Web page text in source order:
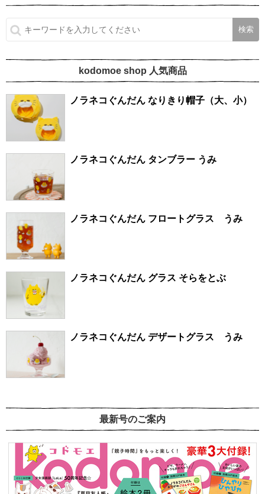
kodomoe shop 人気商品
ノラネコぐんだん なりきり帽子（大、小）
ノラネコぐんだん タンブラー うみ
ノラネコぐんだん フロートグラス うみ
ノラネコぐんだん グラス そらをとぶ
ノラネコぐんだん デザートグラス うみ
最新号のご案内